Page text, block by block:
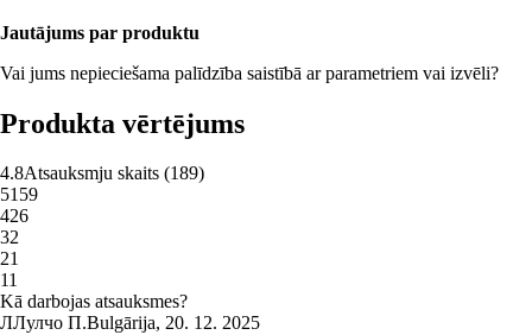
Jautājums par produktu
Vai jums nepieciešama palīdzība saistībā ar parametriem vai izvēli?
Produkta vērtējums
4.8Atsauksmju skaits (189)
5159
426
32
21
11
Kā darbojas atsauksmes?
ЛЛулчо П.Bulgārija, 20. 12. 2025